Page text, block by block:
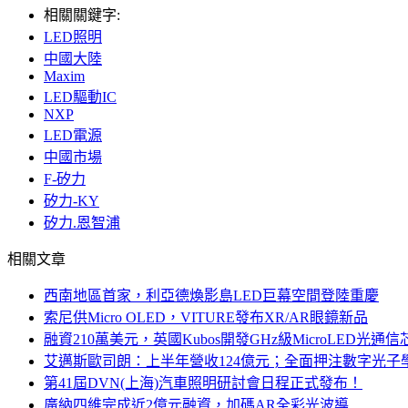
相關關鍵字:
LED照明
中國大陸
Maxim
LED驅動IC
NXP
LED電源
中國市場
F-矽力
矽力-KY
矽力.恩智浦
相關文章
西南地區首家，利亞德煥影島LED巨幕空間登陸重慶
索尼供Micro OLED，VITURE發布XR/AR眼鏡新品
融資210萬美元，英國Kubos開發GHz級MicroLED光通信
艾邁斯歐司朗：上半年營收124億元；全面押注數字光子
第41屆DVN(上海)汽車照明研討會日程正式發布！